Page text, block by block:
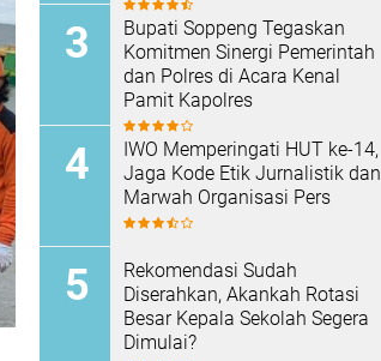
Bupati Soppeng Tegaskan
Komitmen Sinergi Pemerintah
dan Polres di Acara Kenal
Pamit Kapolres
IWO Memperingati HUT ke-14,
Jaga Kode Etik Jurnalistik dan
Marwah Organisasi Pers
Rekomendasi Sudah
Diserahkan, Akankah Rotasi
Besar Kepala Sekolah Segera
Dimulai?